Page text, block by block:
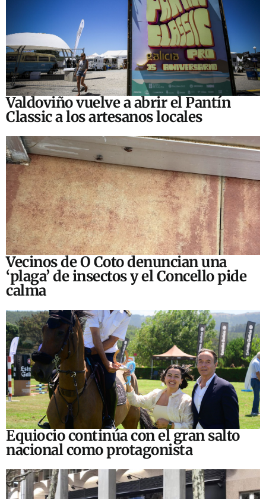
Valdoviño vuelve a abrir el Pantín
Classic a los artesanos locales
Vecinos de O Coto denuncian una
‘plaga’ de insectos y el Concello pide
calma
Equiocio continúa con el gran salto
nacional como protagonista